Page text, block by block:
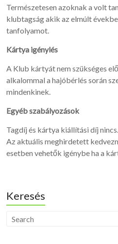
Természetesen azoknak a volt
klubtagság akik az elmúlt
tanfolyamot.
Kártya igénylés
A Klub kártyát nem szükséges
alkalommal a hajóbérlés során
mindenkinek.
Egyéb szabályozások
Tagdíj és kártya kiállítási díj
Az aktuális meghirdetett
esetben vehetők igénybe ha a
Keresés